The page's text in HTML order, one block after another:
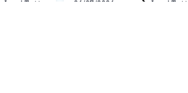
Leggi Tutto
pura emergenza sul fronte della
26/07/2026 Leggi Tutto